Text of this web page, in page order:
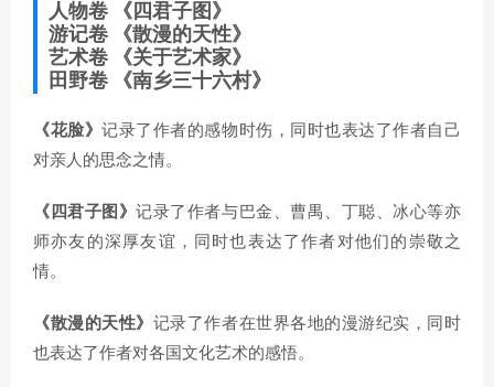
人物卷 《四君子图》
游记卷 《散漫的天性》
艺术卷 《关于艺术家》
田野卷 《南乡三十六村》
《花脸》记录了作者的感物时伤，同时也表达了作者自己
对亲人的思念之情。
《四君子图》记录了作者与巴金、曹禺、丁聪、冰心等亦
师亦友的深厚友谊，同时也表达了作者对他们的崇敬之
情。
《散漫的天性》 记录了作者在世界各地的漫游纪实，同时
也表达了作者对各国文化艺术的感悟。